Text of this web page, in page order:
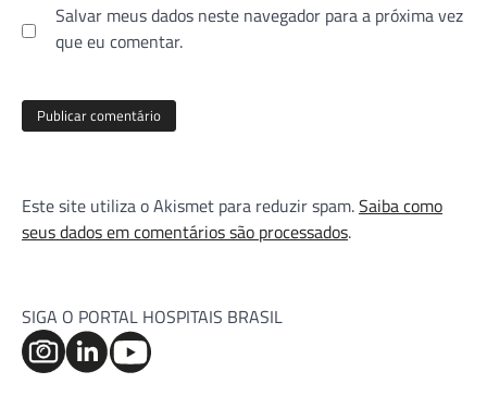
Salvar meus dados neste navegador para a próxima vez
que eu comentar.
Este site utiliza o Akismet para reduzir spam.Saiba como
seus dados em comentários são processados.
SIGA O PORTAL HOSPITAIS BRASIL